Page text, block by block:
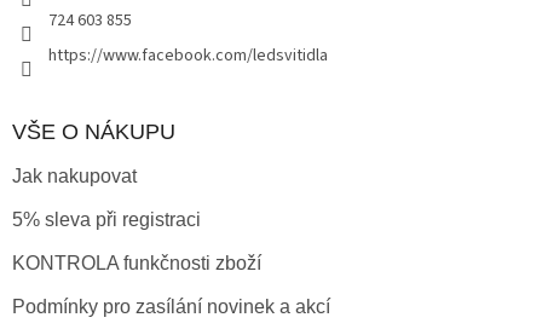
724 603 855
https://www.facebook.com/ledsvitidla
VŠE O NÁKUPU
Jak nakupovat
5% sleva při registraci
KONTROLA funkčnosti zboží
Podmínky pro zasílání novinek a akcí